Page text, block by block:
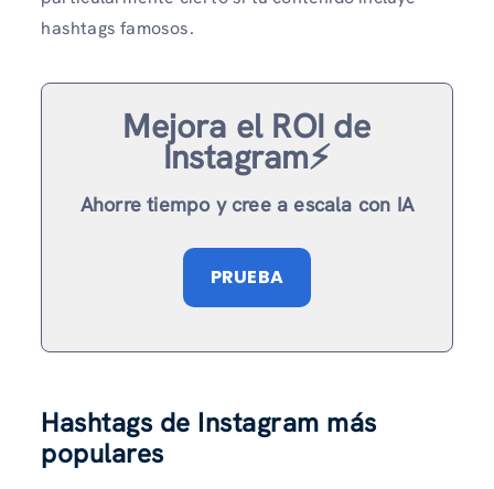
hashtags famosos.
Mejora el ROI de
Instagram⚡️
Ahorre tiempo y cree a escala con IA
PRUEBA
Hashtags de Instagram más
populares